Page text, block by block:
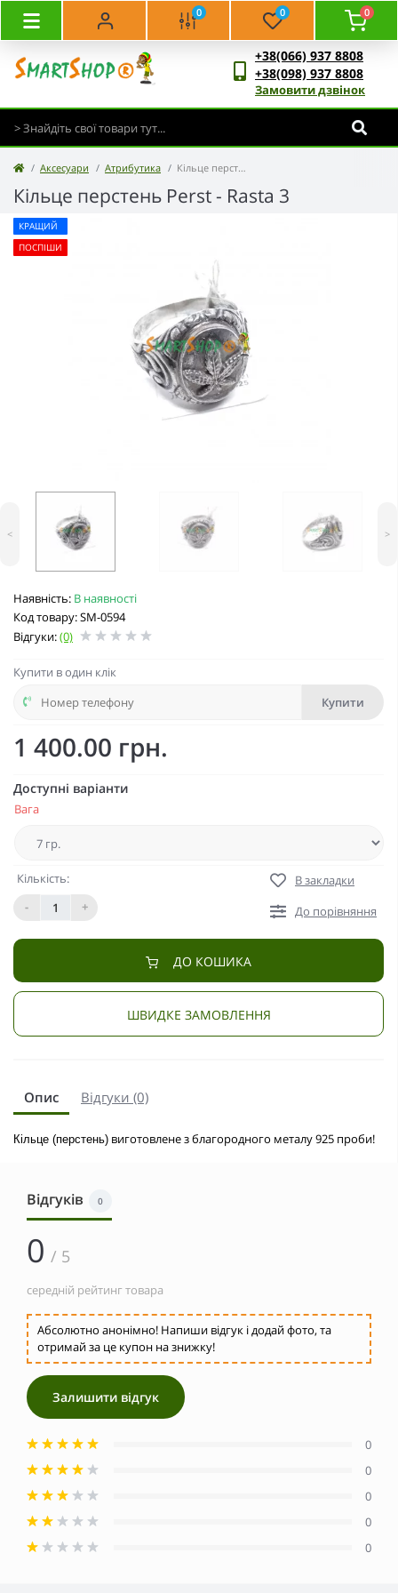
0 0 0
+38(066) 937 8808
+38(098) 937 8808
Замовити дзвінок
Аксесуари Атрибутика Кільце перстень Perst - Rasta 3
Кільце перстень Perst - Rasta 3
Наявність: В наявності
Код товару: SM-0594
Відгуки:(0)
КРАЩИЙ
ПОСПІШИ
< >
Купити в один клік
Купити
1 400.00 грн.
Доступні варіанти
Вага
Кількість:
-
+
В закладки
До порівняння
ДО КОШИКА
ШВИДКЕ ЗАМОВЛЕННЯ
Опис Відгуки (0)
Кільце (перстень) виготовлене з благородного металу 925 проби!
Відгуків 0
0 / 5
середній рейтинг товара
Абсолютно анонімно! Напиши відгук і додай фото, та
отримай за це купон на знижку!
Залишити відгук
0
0
0
0
0